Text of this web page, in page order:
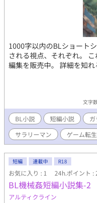
1000字以内のBLショート
される視点、それぞれ。
編集を販売中。 詳細を知
文字
BL小説 短編小説
サラリーマン
ゲーム転生
短編 連載中 R18
お気に入り : 1 24h.ポイント :
BL機械姦短編小説集-2
アルティクライン